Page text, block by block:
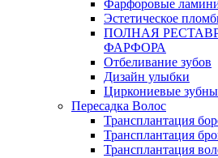
Фарфоровые
Эстетическое
ПОЛНАЯ
ФАРФОРА
Отбеливание зубов
Дизайн улыбки
Циркониевые
Пересадка Волос
Трансплантация
Трансплантация
Трансплантация